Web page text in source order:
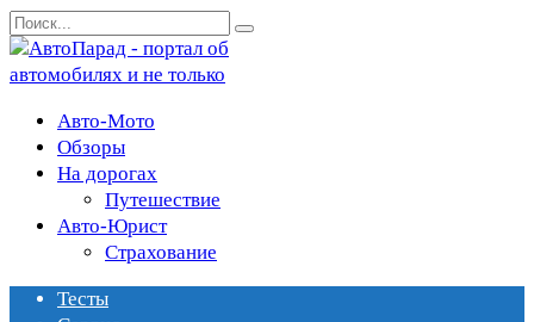
Перейти
к
содержанию
Search
for:
Авто-Мото
Обзоры
На дорогах
Путешествие
Авто-Юрист
Страхование
Тесты